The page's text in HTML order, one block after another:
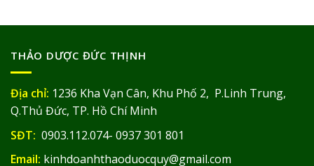
THẢO DƯỢC ĐỨC THỊNH
Địa chỉ: 1236 Kha Vạn Cân, Khu Phố 2, P.Linh Trung,
Q.Thủ Đức, TP. Hồ Chí Minh
SĐT: 0903.112.074- 0937 301 801
Email: kinhdoanhthaoduocquy@gmail.com